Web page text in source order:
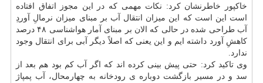
خاكپور خاطرنشان كرد: نكات مهمی كه در این مجوز اتفاق افتاده
است این است كه این میزان انتقال آب بر مبنای میزان نرمالِ آوردِ
آب طراحی شده در حالی كه الان بر مبنای آمار هواشناسی ۴۸ درصد
كاهشِ آورد داشته ایم و این یعنی كه اصلاً دیگر آبی برای انتقال وجود
ندارد.
وی تاكید كرد: حتی پیش بینی كرده اند كه اگر آب كم بود هم بعد از
سد و در مسیر بازگشت دوباره ی رودخانه به چهارمحال، آب پمپاژ